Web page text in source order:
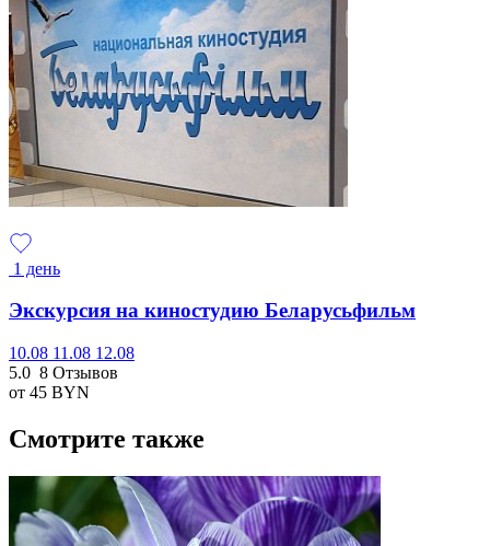
1 день
Экскурсия на киностудию Беларусьфильм
10.08 11.08 12.08
5.0 8 Отзывов
от 45 BYN
Смотрите также